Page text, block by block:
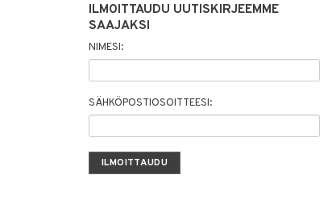
ILMOITTAUDU UUTISKIRJEEMME
SAAJAKSI
NIMESI:
SÄHKÖPOSTIOSOITTEESI: